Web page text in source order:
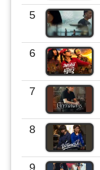
5
6
7
8
9